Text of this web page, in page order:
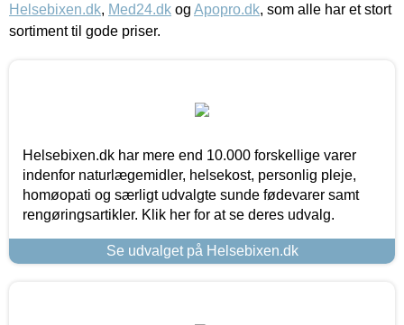
Helsebixen.dk, Med24.dk og Apopro.dk, som alle har et stort
sortiment til gode priser.
Helsebixen.dk har mere end 10.000 forskellige varer
indenfor naturlægemidler, helsekost, personlig pleje,
homøopati og særligt udvalgte sunde fødevarer samt
rengøringsartikler. Klik her for at se deres udvalg.
Se udvalget på Helsebixen.dk